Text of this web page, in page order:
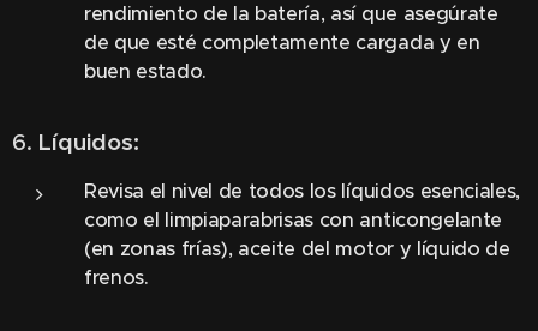
rendimiento de la batería, así que asegúrate
de que esté completamente cargada y en
buen estado.
6. Líquidos:
Revisa el nivel de todos los líquidos esenciales,
como el limpiaparabrisas con anticongelante
(en zonas frías), aceite del motor y líquido de
frenos.